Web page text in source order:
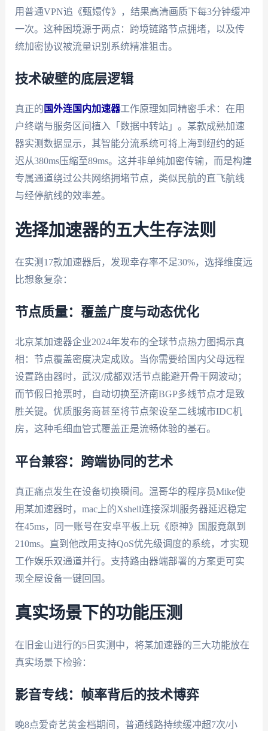
用普通VPN追《甄嬛传》，结果高清画质下每3分钟缓冲
一次。这种困境源于两点：跨境链路节点拥堵，以及传
统加密协议被流量识别系统精准狙击。
技术破壁的底层逻辑
真正的 国外连国内加速器工作原理如同精密手术：在用
户终端与服务区间植入「数据中转站」。某款成熟加速
器实测数据显示，其智能分流系统可将上海到纽约的延
迟从380ms压缩至89ms。这并非单纯加密传输，而是构建
专属通道绕过公共网络拥堵节点，类似民航的直飞航线
与经停航线的效率差。
选择加速器的五大生存法则
在实测17款加速器后，发现幸存率不足30%，选择维度远
比想象复杂：
节点质量：覆盖广度与动态优化
北京某加速器企业2024年发布的全球节点热力图揭示真
相：节点覆盖密度决定成败。当你需要给国内父母远程
设置路由器时，武汉/成都双活节点能避开骨干网波动；
而节假日抢票时，自动切换至济南BGP多线节点才是致
胜关键。优质服务商甚至将节点架设至二线城市IDC机
房，这种毛细血管式覆盖正是流畅体验的基石。
平台兼容：跨端协同的艺术
真正痛点发生在设备切换瞬间。温哥华的程序员Mike使
用某加速器时，mac上的Xshell连接深圳服务器延迟稳定
在45ms，同一账号在安卓平板上玩《原神》国服竟飙到
210ms。直到他改用支持QoS优先级调度的系统，才实现
工作娱乐双通道并行。支持路由器端部署的方案更可实
现全屋设备一键回国。
真实场景下的功能压测
在旧金山进行的5日实测中，将某加速器的三大功能放在
真实场景下检验：
影音专线：帧率背后的技术博弈
晚8点爱奇艺黄金档期间，普通线路持续缓冲超7次/小